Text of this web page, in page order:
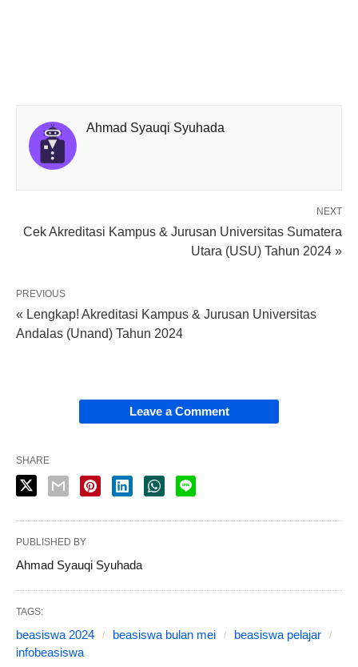
Ahmad Syauqi Syuhada
NEXT
Cek Akreditasi Kampus & Jurusan Universitas Sumatera
Utara (USU) Tahun 2024 »
PREVIOUS
« Lengkap! Akreditasi Kampus & Jurusan Universitas
Andalas (Unand) Tahun 2024
Leave a Comment
SHARE
PUBLISHED BY
Ahmad Syauqi Syuhada
TAGS:
beasiswa 2024 beasiswa bulan mei
beasiswa pelajar
infobeasiswa